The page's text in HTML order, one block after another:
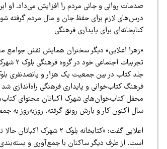
صدمات روانی و جانی مردم را افزایش می‌داد. او
درس‌های لازم برای حفظ جان و مال مردم گرفته
کتابخانه‌ای برای پایداری فرهنگی
«زهرا اعلایی» دیگر سخنران همایش نقش جوامع
سال اکنون کار و بارش رونق گرفته، روزبه‌روز
اعلایی گفت: «کتابخانه
است. از طرف دیگر ساکنان با جمع‌آوری و